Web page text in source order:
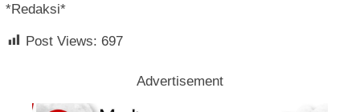
*Redaksi*
Post Views: 697
Advertisement